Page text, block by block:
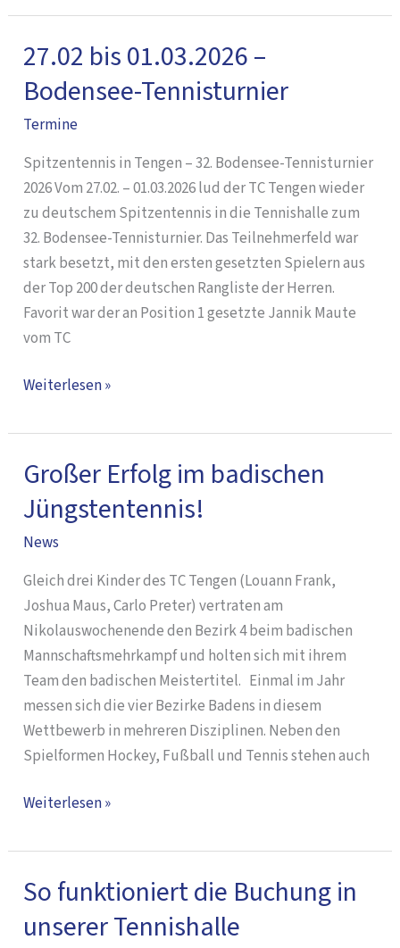
27.02 bis 01.03.2026 –
Bodensee-Tennisturnier
Termine
Spitzentennis in Tengen – 32. Bodensee-Tennisturnier
2026 Vom 27.02. – 01.03.2026 lud der TC Tengen wieder
zu deutschem Spitzentennis in die Tennishalle zum
32. Bodensee-Tennisturnier. Das Teilnehmerfeld war
stark besetzt, mit den ersten gesetzten Spielern aus
der Top 200 der deutschen Rangliste der Herren.
Favorit war der an Position 1 gesetzte Jannik Maute
vom TC
27.02
01.03.2026
–
Tennisturnier
Weiterlesen »
Großer Erfolg im badischen
Jüngstentennis!
News
Gleich drei Kinder des TC Tengen (Louann Frank,
Joshua Maus, Carlo Preter) vertraten am
Nikolauswochenende den Bezirk 4 beim badischen
Mannschaftsmehrkampf und holten sich mit ihrem
Team den badischen Meistertitel. Einmal im Jahr
messen sich die vier Bezirke Badens in diesem
Wettbewerb in mehreren Disziplinen. Neben den
Spielformen Hockey, Fußball und Tennis stehen auch
Großer
im
badischen
Weiterlesen »
So funktioniert die Buchung in
unserer Tennishalle
So
die